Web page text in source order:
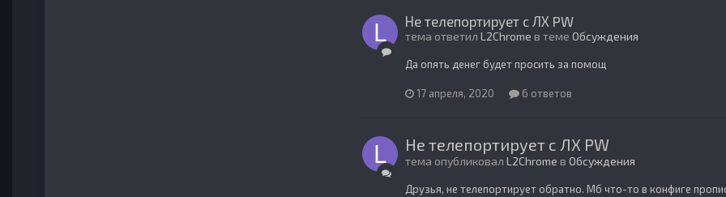
Не телепортирует с ЛХ PW
тема ответил L2Chrome в теме Обсуждения
Да опять денег будет просить за помощ
17 апреля, 2020 6 ответов
Не телепортирует с ЛХ PW
тема опубликовал L2Chrome в Обсуждения
Друзья, не телепортирует обратно. Мб что-то в конфиге